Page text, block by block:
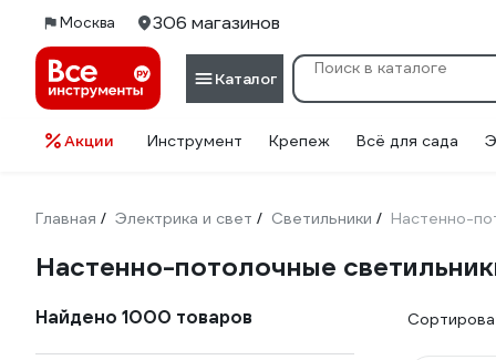
Москва 306 магазинов
Каталог
Акции Инструмент Крепеж Всё для сада
Главная / Электрика и свет / Светильники / Настенно-
Настенно-потолочные
Найдено 1000 товаров